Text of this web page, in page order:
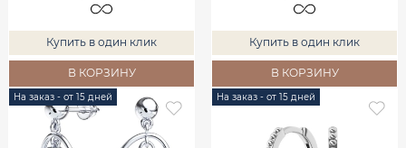
Купить в один клик
В КОРЗИНУ
Купить в один клик
В КОРЗИНУ
На заказ - от 15 дней На заказ - от 15 дней